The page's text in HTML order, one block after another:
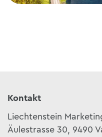
Kontakt
Liechtenstein
Äulestrasse 30, 9490